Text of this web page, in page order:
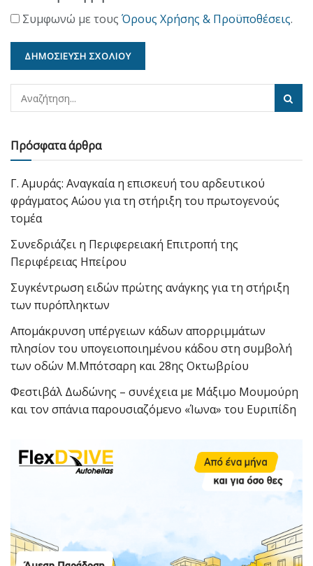
Συμφωνώ με τους Όρους Χρήσης & Προϋποθέσεις.
Πρόσφατα άρθρα
Γ. Αμυράς: Αναγκαία η επισκευή του αρδευτικού
φράγματος Αώου για τη στήριξη του πρωτογενούς
τομέα
Συνεδριάζει η Περιφερειακή Επιτροπή της
Περιφέρειας Ηπείρου
Συγκέντρωση ειδών πρώτης ανάγκης για τη στήριξη
των πυρόπληκτων
Απομάκρυνση υπέργειων κάδων απορριμμάτων
πλησίον του υπογειοποιημένου κάδου στη συμβολή
των οδών Μ.Μπότσαρη και 28ης Οκτωβρίου
Φεστιβάλ Δωδώνης – συνέχεια με Μάξιμο Μουμούρη
και τον σπάνια παρουσιαζόμενο «Ίωνα» του Ευριπίδη